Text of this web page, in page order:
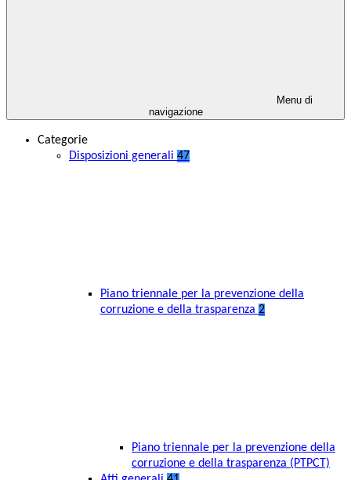
Menu di
navigazione
Categorie
Disposizioni generali 47
Piano triennale per la prevenzione della
corruzione e della trasparenza 2
Piano triennale per la prevenzione della
corruzione e della trasparenza (PTPCT)